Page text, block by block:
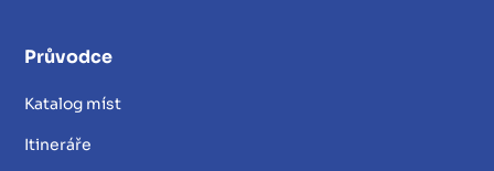
Průvodce
Katalog míst
Itineráře